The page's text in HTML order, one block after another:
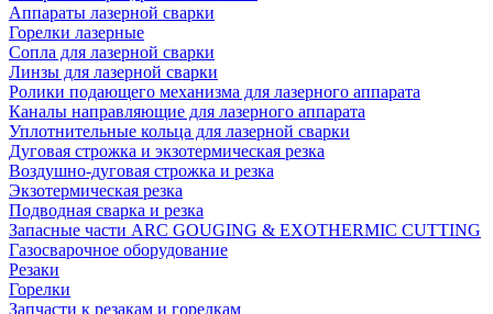
Аппараты лазерной сварки
Горелки лазерные
Сопла для лазерной сварки
Линзы для лазерной сварки
Ролики подающего механизма для лазерного аппарата
Каналы направляющие для лазерного аппарата
Уплотнительные кольца для лазерной сварки
Дуговая строжка и экзотермическая резка
Воздушно-дуговая строжка и резка
Экзотермическая резка
Подводная сварка и резка
Запасные части ARC GOUGING & EXOTHERMIC CUTTING
Газосварочное оборудование
Резаки
Горелки
Запчасти к резакам и горелкам